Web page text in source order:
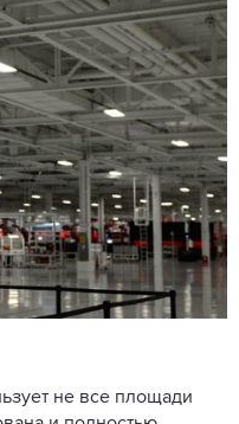
не все площади